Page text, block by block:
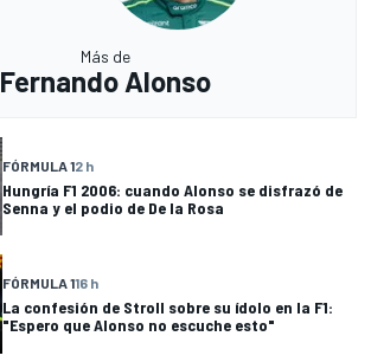
Más de
Fernando Alonso
FÓRMULA 12 h
Hungría F1 2006: cuando Alonso se disfrazó de
Senna y el podio de De la Rosa
FÓRMULA 116 h
La confesión de Stroll sobre su ídolo en la F1:
"Espero que Alonso no escuche esto"